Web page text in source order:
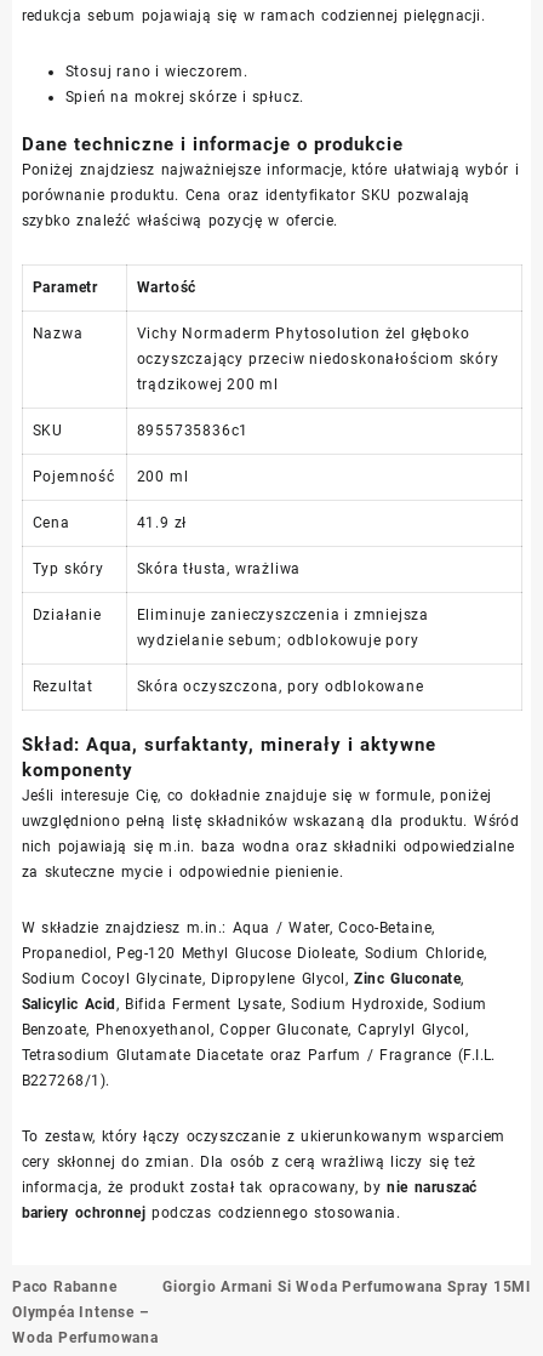
redukcja sebum pojawiają się w ramach codziennej pielęgnacji.
Stosuj rano i wieczorem.
Spień na mokrej skórze i spłucz.
Dane techniczne i informacje o produkcie
Poniżej znajdziesz najważniejsze informacje, które ułatwiają wybór i
porównanie produktu. Cena oraz identyfikator SKU pozwalają
szybko znaleźć właściwą pozycję w ofercie.
Parametr Wartość
Nazwa
Vichy Normaderm Phytosolution żel głęboko
oczyszczający przeciw niedoskonałościom skóry
trądzikowej 200 ml
SKU 8955735836c1
Pojemność 200 ml
Cena 41.9 zł
Typ skóry Skóra tłusta, wrażliwa
Działanie
Eliminuje zanieczyszczenia i zmniejsza
wydzielanie sebum; odblokowuje pory
Rezultat Skóra oczyszczona, pory odblokowane
Skład: Aqua, surfaktanty, minerały i aktywne
komponenty
Jeśli interesuje Cię, co dokładnie znajduje się w formule, poniżej
uwzględniono pełną listę składników wskazaną dla produktu. Wśród
nich pojawiają się m.in. baza wodna oraz składniki odpowiedzialne
za skuteczne mycie i odpowiednie pienienie.
W składzie znajdziesz m.in.: Aqua / Water, Coco-Betaine,
Propanediol, Peg-120 Methyl Glucose Dioleate, Sodium Chloride,
Sodium Cocoyl Glycinate, Dipropylene Glycol,Zinc Gluconate,
Salicylic Acid , Bifida Ferment Lysate, Sodium Hydroxide, Sodium
Benzoate, Phenoxyethanol, Copper Gluconate, Caprylyl Glycol,
Tetrasodium Glutamate Diacetate oraz Parfum / Fragrance (F.I.L.
B227268/1).
To zestaw, który łączy oczyszczanie z ukierunkowanym wsparciem
cery skłonnej do zmian. Dla osób z cerą wrażliwą liczy się też
informacja, że produkt został tak opracowany, bynie naruszać
bariery ochronnej podczas codziennego stosowania.
Nawigacja
wpisu
Paco Rabanne
Olympéa Intense –
Woda Perfumowana
Giorgio Armani Si Woda Perfumowana Spray 15Ml